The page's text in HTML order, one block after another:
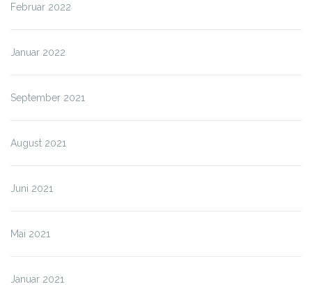
Februar 2022
Januar 2022
September 2021
August 2021
Juni 2021
Mai 2021
Januar 2021